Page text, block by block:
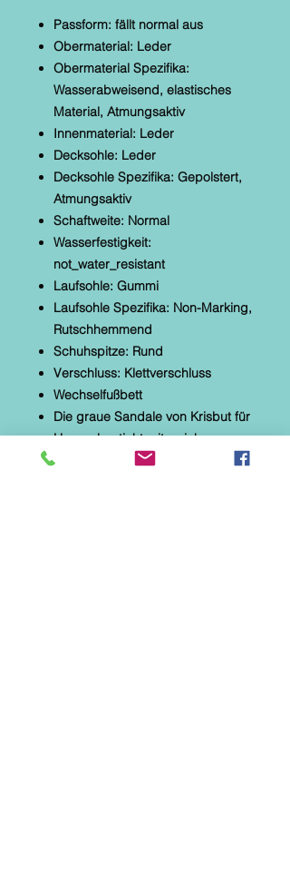
Passform: fällt normal aus
Obermaterial: Leder
Obermaterial Spezifika:
Wasserabweisend, elastisches
Material, Atmungsaktiv
Innenmaterial: Leder
Decksohle: Leder
Decksohle Spezifika: Gepolstert,
Atmungsaktiv
Schaftweite: Normal
Wasserfestigkeit:
not_water_resistant
Laufsohle: Gummi
Laufsohle Spezifika: Non-Marking,
Rutschhemmend
Schuhspitze: Rund
Verschluss: Klettverschluss
Wechselfußbett
Die graue Sandale von Krisbut für
Herren besticht mit weichem
Leder und Qualität. Der